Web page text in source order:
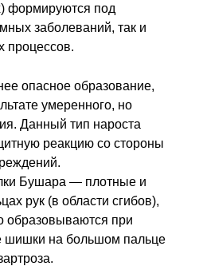
формируются под
заболеваний, так и
процессов.
опасное образование,
умеренного, но
Данный тип нароста
реакцию со стороны
Бушара — плотные и
рук (в области сгибов),
образовываются при
шишки на большом пальце